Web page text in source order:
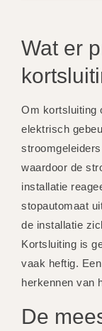
Wat er
Om kortsluiting
elektrisch
waardoor de
installatie
stopautomaat
de installatie
Kortsluiting is
vaak heftig.
herkennen van
De